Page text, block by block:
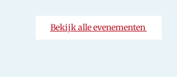
Bekijk alle evenementen